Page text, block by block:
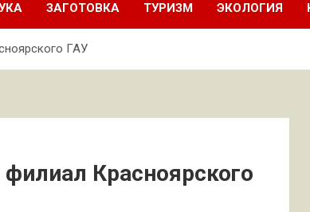
ЗАГОТОВКА ТУРИЗМ ЭКОЛОГИЯ
ГАУ
Красноярского